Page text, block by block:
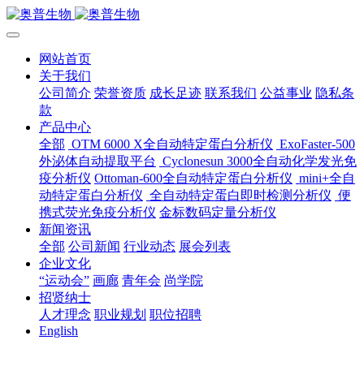
网站首页
关于我们
公司简介 荣誉资质 成长足迹 联系我们 公益事业 隐私条
款
产品中心
全部 OTM 6000 X全自动特定蛋白分析仪 ExoFaster-500
外泌体自动提取平台 Cyclonesun 3000全自动化学发光免
疫分析仪 Ottoman-600全自动特定蛋白分析仪 mini+全自
动特定蛋白分析仪 全自动特定蛋白即时检测分析仪 便
携式荧光免疫分析仪 金标数码定量分析仪
新闻资讯
全部 公司新闻 行业动态 展会列表
企业文化
“运动会” 画廊 青年会 尚学院
招贤纳士
人才理念 职业规划 职位招聘
English